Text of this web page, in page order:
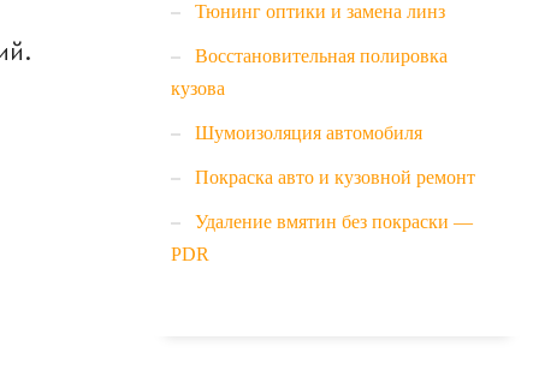
Тюнинг оптики и замена линз
Восстановительная полировка
кузова
Шумоизоляция автомобиля
Покраска авто и кузовной ремонт
Удаление вмятин без покраски —
PDR